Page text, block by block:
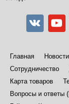
Главная Новости
Сотрудничество
Карта товаров
Вопросы и ответы